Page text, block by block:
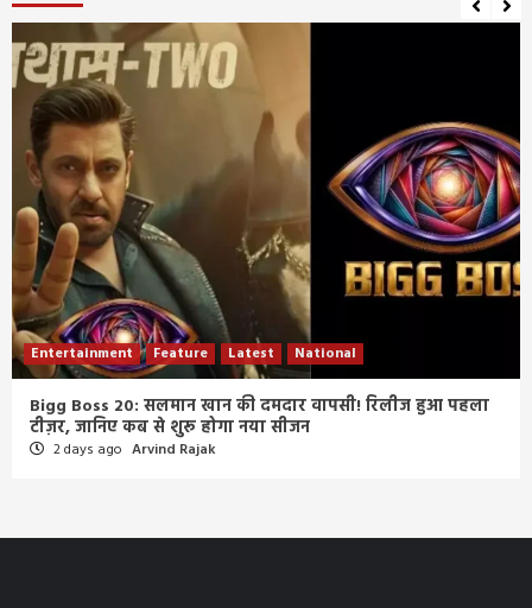
Entertainment Feature Latest National
Bigg Boss 20: सलमान खान की दमदार वापसी! रिलीज हुआ पहला
टीज़र, जानिए कब से शुरू होगा नया सीजन
2 days ago Arvind Rajak